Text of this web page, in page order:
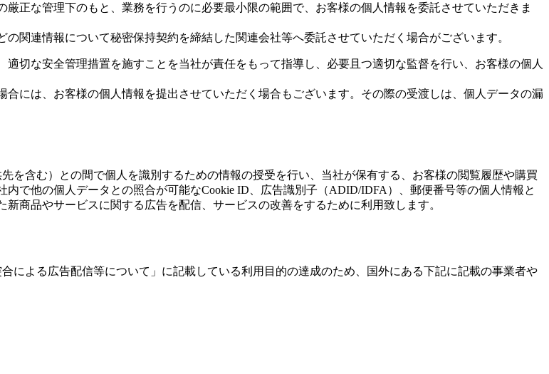
正な管理下のもと、業務を行うのに必要最小限の範囲で、お客様の個人情報を委託させていただきま
関連情報について秘密保持契約を締結した関連会社等へ委託させていただく場合がございます。
切な安全管理措置を施すことを当社が責任をもって指導し、必要且つ適切な監督を行い、お客様の個人
には、お客様の個人情報を提出させていただく場合もございます。その際の受渡しは、個人データの漏
を含む）との間で個人を識別するための情報の授受を行い、当社が保有する、お客様の閲覧履歴や購買
で他の個人データとの照合が可能なCookie ID、広告識別子（ADID/IDFA）、郵便番号等の個人情報と
商品やサービスに関する広告を配信、サービスの改善をするために利用致します。
による広告配信等について」に記載している利用目的の達成のため、国外にある下記に記載の事業者や